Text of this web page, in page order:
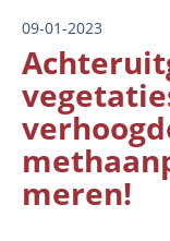
09-01-2023
meren!